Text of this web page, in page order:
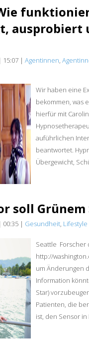
ausprobiert
15:07 | Agentinnen
Wir haben eine
bekommen, was
hierfür mit
auführlichen
beantwortet.
Übergewicht,
soll
00:35 | Gesundheit Lifestyle
Seattle Forscher
http://
um Änderungen
Information
Star)
Patienten, die
ist, den Sensor in